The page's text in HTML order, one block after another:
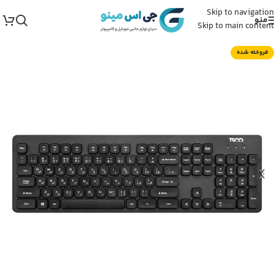
Skip to navigation
Skip to main content
منو
فروخته شده